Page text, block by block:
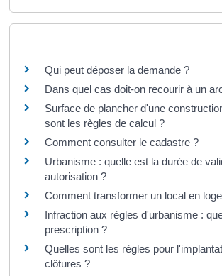
Qui peut déposer la demande ?
Dans quel cas doit-on recourir à un
Surface de plancher d'une
sont les règles de calcul ?
Comment consulter le cadastre ?
Urbanisme : quelle est la durée de
autorisation ?
Comment transformer un local en
Infraction aux règles d'urbanisme :
prescription ?
Quelles sont les règles pour
clôtures ?